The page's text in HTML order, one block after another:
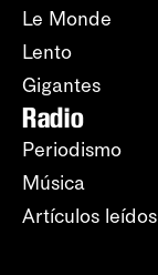
Le Monde
Lento
Gigantes
Radio
Periodismo
Música
Artículos leídos